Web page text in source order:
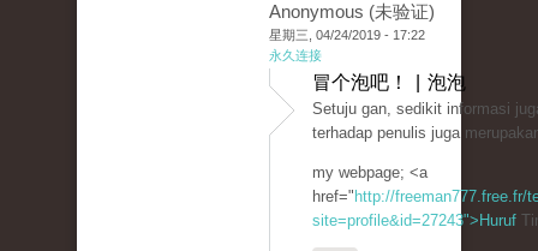
Anonymous (未验证)
星期三, 04/24/2019 - 17:22
永久连接
冒个泡吧！ | 泡泡
Setuju gan, sedikit informasi
terhadap penulis juga
my webpage; <a
href=" http://freeman777.free.fr/
site=profile&id=27243">Huruf